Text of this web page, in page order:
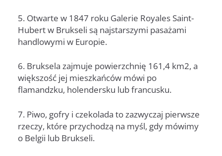
5. Otwarte w 1847 roku Galerie Royales Saint-
Hubert w Brukseli są najstarszymi pasażami
handlowymi w Europie.
6. Bruksela zajmuje powierzchnię 161,4 km2, a
większość jej mieszkańców mówi po
flamandzku, holendersku lub francusku.
7. Piwo, gofry i czekolada to zazwyczaj pierwsze
rzeczy, które przychodzą na myśl, gdy mówimy
o Belgii lub Brukseli.